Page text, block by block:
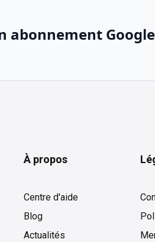
abonnement Google
À propos
Centre d'aide
Blog
Actualités